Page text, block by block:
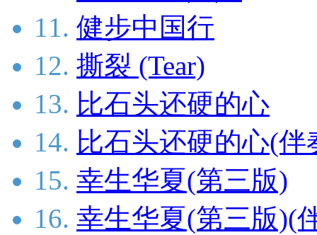
11. 健步中国行
12. 撕裂 (Tear)
13. 比石头还硬的心
14. 比石头还硬的心(伴
15. 幸生华夏(第三版)
16. 幸生华夏(第三版)(